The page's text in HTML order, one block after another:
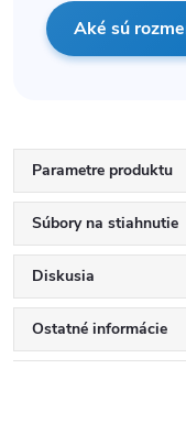
Aké sú
Parametre produktu
Súbory na stiahnutie
Diskusia
Ostatné informácie